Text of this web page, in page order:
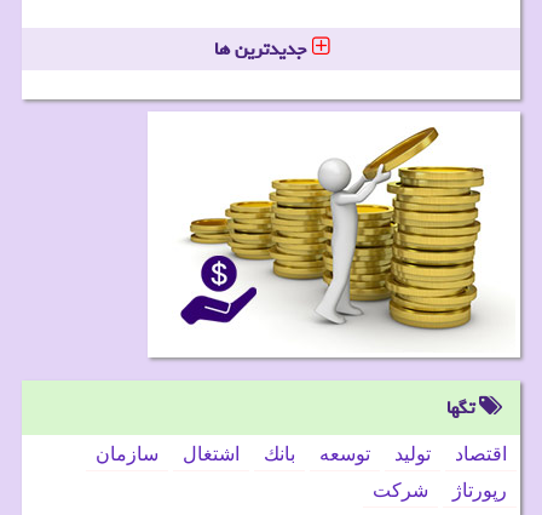
جدیدترین ها
تگها
اقتصاد تولید توسعه بانك اشتغال
سازمان
رپورتاژ
شركت